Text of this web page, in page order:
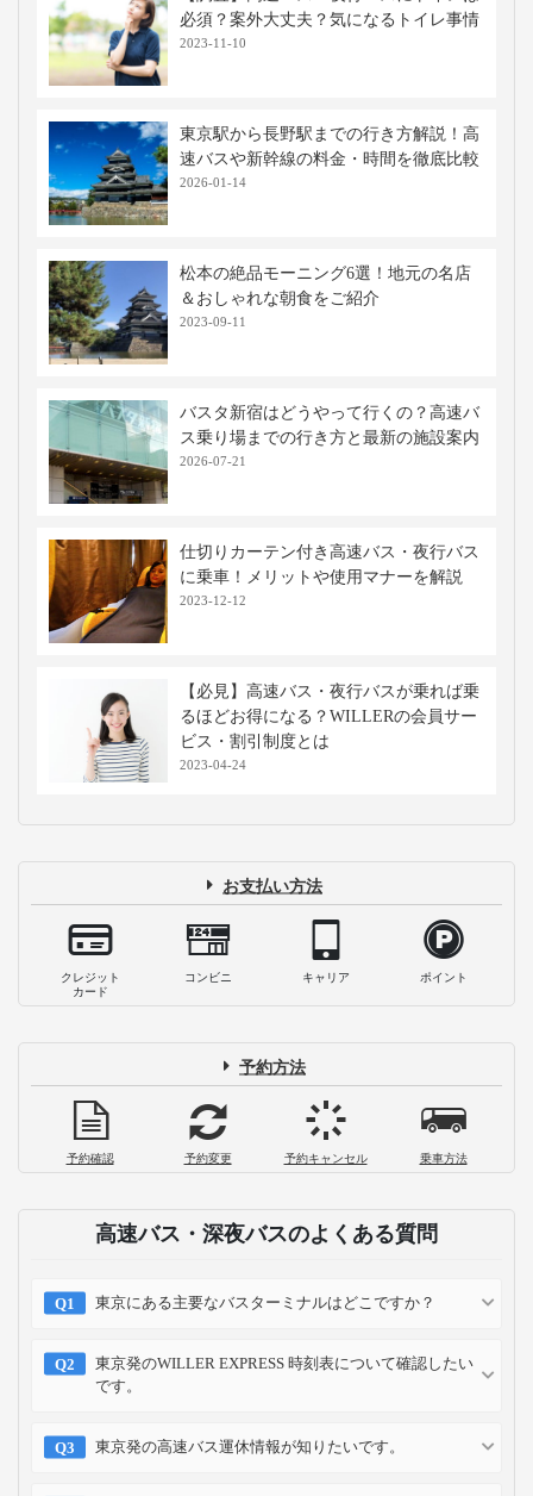
必須？案外大丈夫？気になるトイレ事情
2023-11-10
東京駅から長野駅までの行き方解説！高
速バスや新幹線の料金・時間を徹底比較
2026-01-14
松本の絶品モーニング6選！地元の名店
＆おしゃれな朝食をご紹介
2023-09-11
バスタ新宿はどうやって行くの？高速バ
ス乗り場までの行き方と最新の施設案内
2026-07-21
仕切りカーテン付き高速バス・夜行バス
に乗車！メリットや使用マナーを解説
2023-12-12
【必見】高速バス・夜行バスが乗れば乗
るほどお得になる？WILLERの会員サー
ビス・割引制度とは
2023-04-24
お支払い方法
クレジット
カード
コンビニ キャリア ポイント
予約方法
予約確認 予約変更 予約キャンセル 乗車方法
高速バス・深夜バスのよくある質問
東京にある主要なバスターミナルはどこですか？
東京発のWILLER EXPRESS 時刻表について確認したい
です。
東京発の高速バス運休情報が知りたいです。